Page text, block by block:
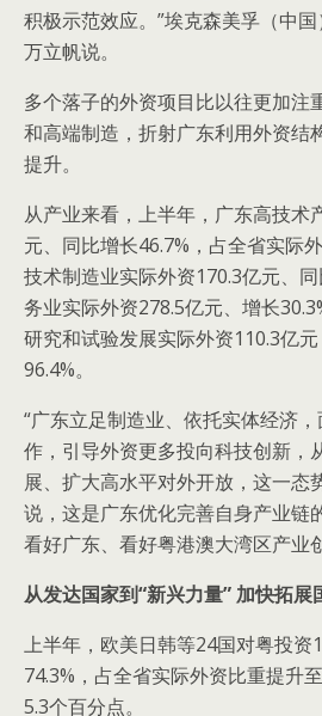
积极示范效应。”埃克森美孚（中
万立帆说。
多个落子的外资项目比以往更加注
和高端制造，折射广东利用外资结
提升。
从产业来看，上半年，广东高技术
元、同比增长46.7%，占全省实际
技术制造业实际外资170.3亿元、
务业实际外资278.5亿元、增长
研究和试验发展实际外资110.3亿
96.4%。
“广东立足制造业、依托实体经济
作，引导外资更多投向科技创新，
展、扩大高水平对外开放，这一态
说，这是广东优化完善自身产业链
看好广东、看好粤港澳大湾区产业
从发达国家到“新兴力量” 加快拓展
上半年，欧美日韩等24国对粤投资
74.3%，占全省实际外资比重提升
5.3个百分点。